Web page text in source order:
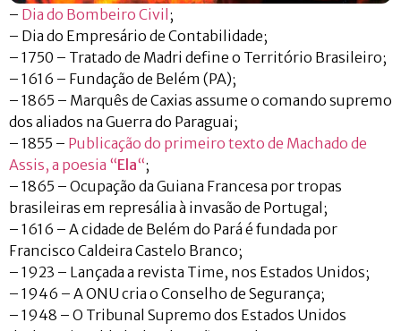
– Dia do Bombeiro Civil ;
– Dia do Empresário de Contabilidade;
– 1750 – Tratado de Madri define o Território Brasileiro;
– 1616 – Fundação de Belém (PA);
– 1865 – Marquês de Caxias assume o comando supremo
dos aliados na Guerra do Paraguai;
– 1855 – Publicação do primeiro texto de Machado de
Assis, a poesia “Ela“;
– 1865 – Ocupação da Guiana Francesa por tropas
brasileiras em represália à invasão de Portugal;
– 1616 – A cidade de Belém do Pará é fundada por
Francisco Caldeira Castelo Branco;
– 1923 – Lançada a revista Time, nos Estados Unidos;
– 1946 – A ONU cria o Conselho de Segurança;
– 1948 – O Tribunal Supremo dos Estados Unidos